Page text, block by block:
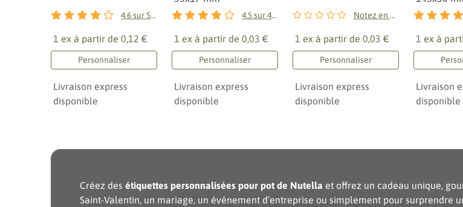
4.6sur 5avis
1 ex à partir de 0,12 €
Personnaliser
Livraison express
disponible
4.5sur4avis
1 ex à partir de 0,03 €
Personnaliser
Livraison express
disponible
Notez en premier !
1 ex à partir de 0,03 €
Personnaliser
Livraison express
disponible
1 ex à
Livraison
disponible
Créez des étiquettes personnalisées pour pot de Nutella et offrez un cadeau unique,
Saint-Valentin, un mariage, un événement d’entreprise ou simplement pour surprendre